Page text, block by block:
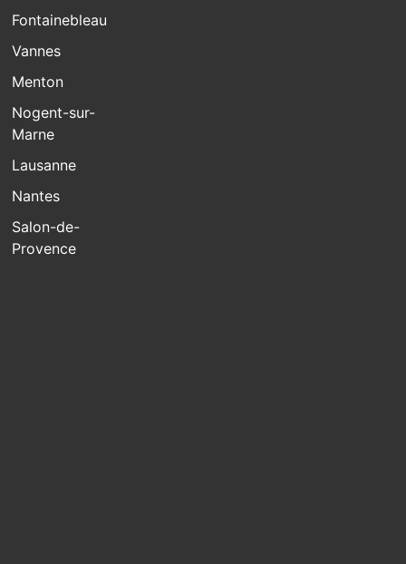
Fontainebleau
Vannes
Menton
Nogent-sur-
Marne
Lausanne
Nantes
Salon-de-
Provence